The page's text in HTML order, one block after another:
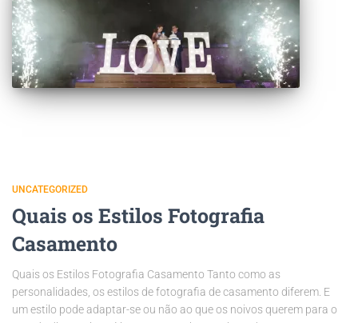
UNCATEGORIZED
Quais os Estilos Fotografia
Casamento
Quais os Estilos Fotografia Casamento Tanto como as
personalidades, os estilos de fotografia de casamento diferem. E
um estilo pode adaptar-se ou não ao que os noivos querem para o